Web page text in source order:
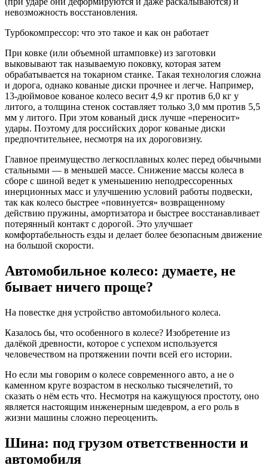
невозможность восстановления.
Турбокомпрессор: что это такое и как он работает
При ковке (или объемной штамповке) из заготовки
выковывают так называемую поковку, которая затем
обрабатывается на токарном станке. Такая технология сложна
и дорога, однако кованые диски прочнее и легче. Например,
13-дюймовое кованое колесо весит 4,9 кг против 6,0 кг у
литого, а толщина стенок составляет только 3,0 мм против 5,5
мм у литого. При этом кованый диск лучше «переносит»
удары. Поэтому для российских дорог кованые диски
предпочтительнее, несмотря на их дороговизну.
Главное преимущество легкосплавных колес перед обычными
стальными — в меньшей массе. Снижение массы колеса в
сборе с шиной ведет к уменьшению неподрессоренных
инерционных масс и улучшению условий работы подвески,
так как колесо быстрее «повинуется» возвращенному
действию пружины, амортизатора и быстрее восстанавливает
потерянный контакт с дорогой. Это улучшает
комфортабельность езды и делает более безопасным движение
на большой скорости.
Автомобильное колесо: думаете, не
бывает ничего проще?
На повестке дня устройство автомобильного колеса.
Казалось бы, что особенного в колесе? Изобретение из
далёкой древности, которое с успехом используется
человечеством на протяжении почти всей его истории.
Но если мы говорим о колесе современного авто, а не о
каменном круге возрастом в несколько тысячелетий, то
сказать о нём есть что. Несмотря на кажущуюся простоту, оно
является настоящим инженерным шедевром, а его роль в
жизни машины сложно переоценить.
Шина: под грузом ответственности и
автомобиля